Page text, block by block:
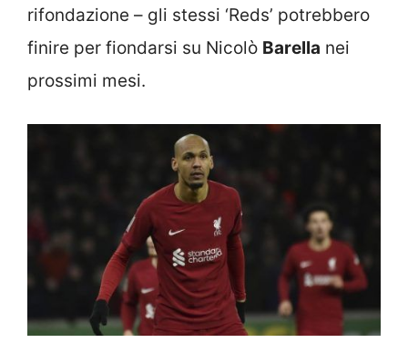
rifondazione – gli stessi ‘Reds’ potrebbero
finire per fiondarsi su Nicolò Barella nei
prossimi mesi.